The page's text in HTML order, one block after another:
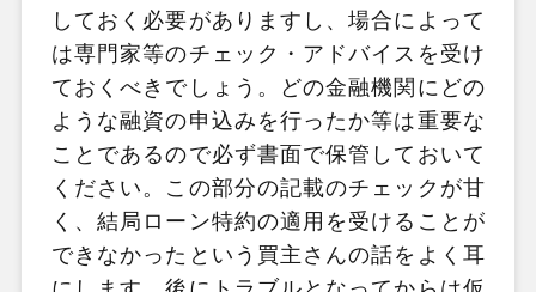
しておく必要がありますし、場合によって
は専門家等のチェック・アドバイスを受け
ておくべきでしょう。どの金融機関にどの
ような融資の申込みを行ったか等は重要な
ことであるので必ず書面で保管しておいて
ください。この部分の記載のチェックが甘
く、結局ローン特約の適用を受けることが
できなかったという買主さんの話をよく耳